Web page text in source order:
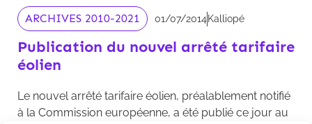
ARCHIVES 2010-2021 01/07/2014Kalliopé
Publication du nouvel arrêté tarifaire
éolien
Le nouvel arrêté tarifaire éolien, préalablement notifié
à la Commission européenne, a été publié ce jour au